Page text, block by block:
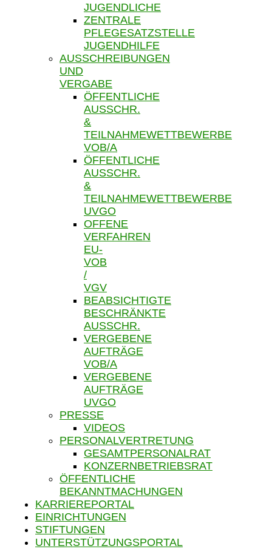
JUGENDLICHE
ZENTRALE
PFLEGESATZSTELLE
JUGENDHILFE
AUSSCHREIBUNGEN
UND
VERGABE
ÖFFENTLICHE
AUSSCHR.
&
TEILNAHMEWETTBEWERBE
VOB/A
ÖFFENTLICHE
AUSSCHR.
&
TEILNAHMEWETTBEWERBE
UVGO
OFFENE
VERFAHREN
EU-
VOB
/
VGV
BEABSICHTIGTE
BESCHRÄNKTE
AUSSCHR.
VERGEBENE
AUFTRÄGE
VOB/A
VERGEBENE
AUFTRÄGE
UVGO
PRESSE
VIDEOS
PERSONALVERTRETUNG
GESAMTPERSONALRAT
KONZERNBETRIEBSRAT
ÖFFENTLICHE
BEKANNTMACHUNGEN
KARRIEREPORTAL
EINRICHTUNGEN
STIFTUNGEN
UNTERSTÜTZUNGSPORTAL